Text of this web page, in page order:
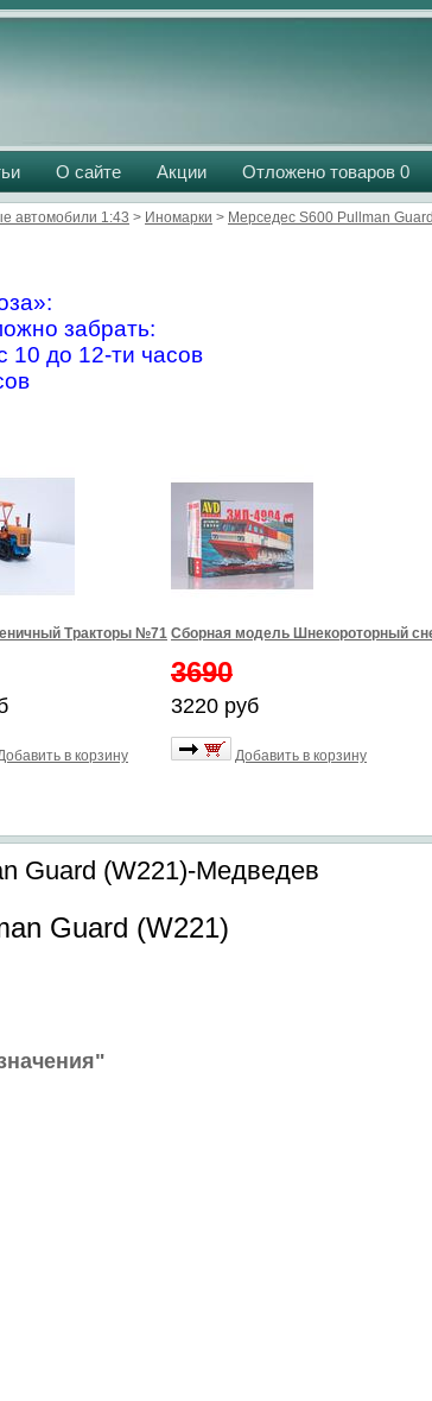
О сайте Акции Отложено товаров 0
автомобили 1:43 > Иномарки > Мерседес S600 Pullman
забрать:
10 до 12-ти часов
Тракторы №71
в корзину
Сборная модель Шнекороторный
3690
3220 руб
Добавить в корзину
Guard (W221)-Медведев
Guard (W221)